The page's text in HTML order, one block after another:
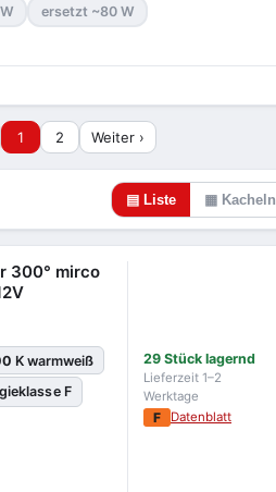
ersetzt ~80 W
1 2 Weiter ›
▤ Liste ▦ Kacheln
300° mirco
K warmweiß
F
29 Stück lagernd
Lieferzeit 1–2
Werktage
F Datenblatt